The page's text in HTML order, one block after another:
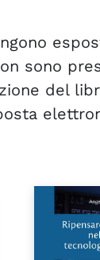
sono
del